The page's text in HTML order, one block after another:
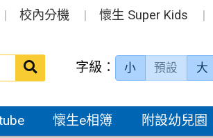
校內分機 懷生 Super Kids
送出 字級： 小 預設 大
懷生e相簿 附設幼兒園